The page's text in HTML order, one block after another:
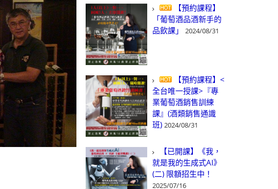
【預約課程】
「葡萄酒品酒新手的
品飲課」
2024/08/31
【預約課程】<
全台唯一授課>『專
業葡萄酒銷售訓練
課』(酒類銷售通識
班) 2024/08/31
【已開課】《我，
就是我的生成式AI》
(二) 限額招生中！
2025/07/16